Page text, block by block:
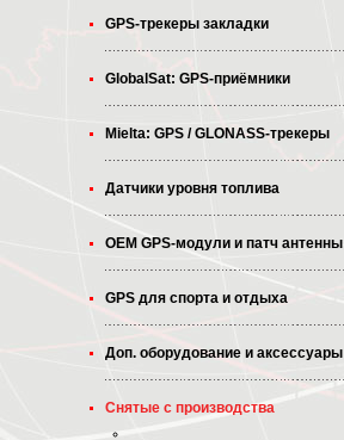
GPS-трекеры закладки
GlobalSat: GPS-приёмники
Mielta: GPS / GLONASS-трекеры
Датчики уровня топлива
OEM GPS-модули и патч антенны
GPS для спорта и отдыха
Доп. оборудование и аксессуары
Снятые с производства